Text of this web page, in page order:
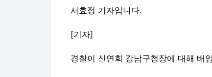
서효정 기자입니다.
[기자]
경찰이 신연희 강남구청장에 대해 배